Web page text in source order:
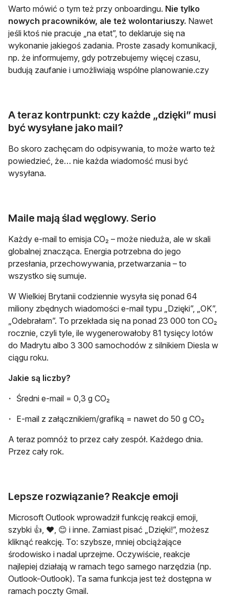
Warto mówić o tym też przy onboardingu. Nie tylko
nowych pracowników, ale też wolontariuszy. Nawet
jeśli ktoś nie pracuje „na etat”, to deklaruje się na
wykonanie jakiegoś zadania. Proste zasady komunikacji,
np. że informujemy, gdy potrzebujemy więcej czasu,
budują zaufanie i umożliwiają wspólne planowanie.czy
A teraz kontrpunkt: czy każde „dzięki” musi
być wysyłane jako mail?
Bo skoro zachęcam do odpisywania, to może warto też
powiedzieć, że… nie każda wiadomość musi być
wysyłana.
Maile mają ślad węglowy. Serio
Każdy e-mail to emisja CO₂ – może nieduża, ale w skali
globalnej znacząca. Energia potrzebna do jego
przesłania, przechowywania, przetwarzania – to
wszystko się sumuje.
W Wielkiej Brytanii codziennie wysyła się ponad 64
miliony zbędnych wiadomości e-mail typu „Dzięki”, „OK”,
„Odebrałam”. To przekłada się na ponad 23 000 ton CO₂
rocznie, czyli tyle, ile wygenerowałoby 81 tysięcy lotów
do Madrytu albo 3 300 samochodów z silnikiem Diesla w
ciągu roku.
Jakie są liczby?
Średni e-mail = 0,3 g CO₂
E-mail z załącznikiem/grafiką = nawet do 50 g CO₂
A teraz pomnóż to przez cały zespół. Każdego dnia.
Przez cały rok.
Lepsze rozwiązanie? Reakcje emoji
Microsoft Outlook wprowadził funkcję reakcji emoji,
szybki 👍, ❤️, 😊 i inne. Zamiast pisać „Dzięki!”, możesz
kliknąć reakcję. To: szybsze, mniej obciążające
środowisko i nadal uprzejme. Oczywiście, reakcje
najlepiej działają w ramach tego samego narzędzia (np.
Outlook-Outlook). Ta sama funkcja jest też dostępna w
ramach poczty Gmail.